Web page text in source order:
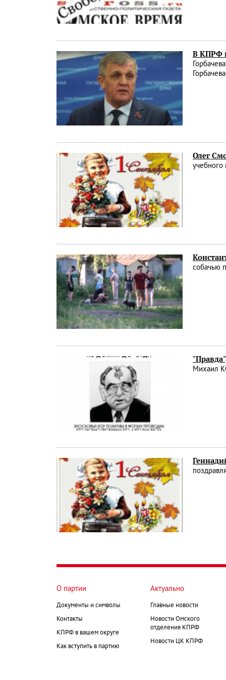
В КПРФ
Олег
учебного
собачью
Михаил
О партии
Документы и символы
Контакты
КПРФ в вашем округе
Как вступить в партию
Актуально
Главные новости
Новости Омского
отделения КПРФ
Новости ЦК КПРФ